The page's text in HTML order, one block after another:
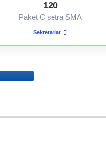
120
Paket C setra SMA
Sekretariat